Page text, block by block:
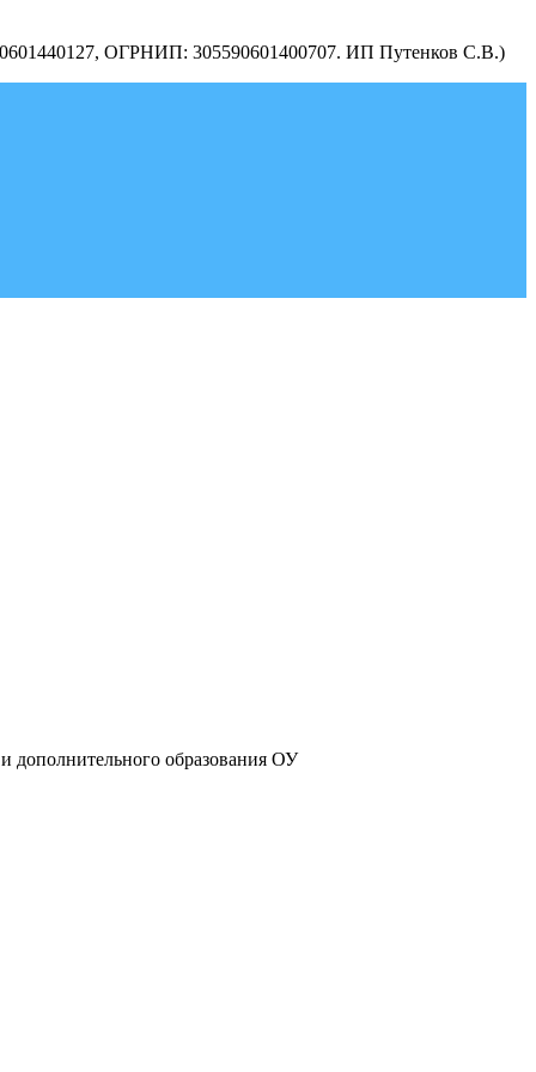
ОГРНИП: 305590601400707. ИП Путенков С.В.)
дополнительного образования ОУ